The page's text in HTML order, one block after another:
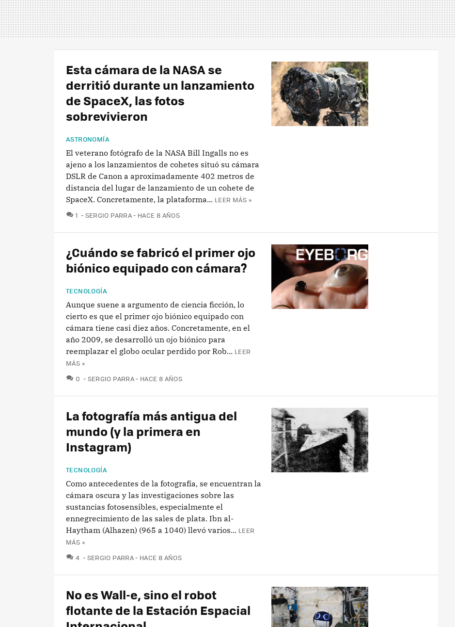
Esta cámara de la NASA se
derritió durante un lanzamiento
de SpaceX, las fotos
sobrevivieron
ASTRONOMÍA
El veterano fotógrafo de la NASA Bill Ingalls no es
ajeno a los lanzamientos de cohetes situó su cámara
DSLR de Canon a aproximadamente 402 metros de
distancia del lugar de lanzamiento de un cohete de
SpaceX. Concretamente, la plataforma... LEER MÁS »
1 COMENTARIOS
SERGIO PARRA HACE 8 AÑOS
¿Cuándo se fabricó el primer ojo
biónico equipado con cámara?
TECNOLOGÍA
Aunque suene a argumento de ciencia ficción, lo
cierto es que el primer ojo biónico equipado con
cámara tiene casi diez años. Concretamente, en el
año 2009, se desarrolló un ojo biónico para
reemplazar el globo ocular perdido por Rob... LEER
MÁS »
0 COMENTARIOS
SERGIO PARRA HACE 8 AÑOS
La fotografía más antigua del
mundo (y la primera en
Instagram)
TECNOLOGÍA
Como antecedentes de la fotografía, se encuentran la
cámara oscura y las investigaciones sobre las
sustancias fotosensibles, especialmente el
ennegrecimiento de las sales de plata. Ibn al-
Haytham (Alhazen) (965 a 1040) llevó varios... LEER
MÁS »
4 COMENTARIOS
SERGIO PARRA HACE 8 AÑOS
No es Wall-e, sino el robot
flotante de la Estación Espacial